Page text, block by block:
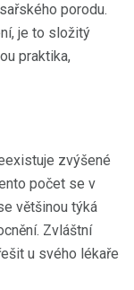
porodu.
je to složitý
praktika,
zvýšené
počet se v
většinou týká
Zvláštní
u svého lékaře